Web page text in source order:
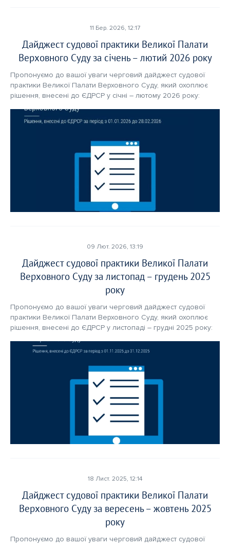
11 Бер. 2026, 12:17
Дайджест судової практики Великої Палати
Верховного Суду за січень – лютий 2026 року
Пропонуємо до вашої уваги черговий дайджест судової
практики Великої Палати Верховного Суду, який охоплює
09 Лют. 2026, 13:19
Дайджест судової практики Великої Палати
Верховного Суду за листопад – грудень 2025
року
Пропонуємо до вашої уваги черговий дайджест судової
практики Великої Палати Верховного Суду, який охоплює
18 Лист. 2025, 12:14
Дайджест судової практики Великої Палати
Верховного Суду за вересень – жовтень 2025
року
Пропонуємо до вашої уваги черговий дайджест судової